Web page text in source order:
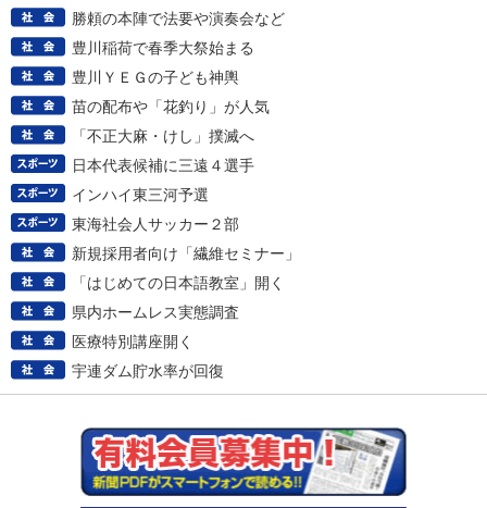
勝頼の本陣で法要や演奏会など
豊川稲荷で春季大祭始まる
豊川ＹＥＧの子ども神輿
苗の配布や「花釣り」が人気
「不正大麻・けし」撲滅へ
日本代表候補に三遠４選手
インハイ東三河予選
東海社会人サッカー２部
新規採用者向け「繊維セミナー」
「はじめての日本語教室」開く
県内ホームレス実態調査
医療特別講座開く
宇連ダム貯水率が回復